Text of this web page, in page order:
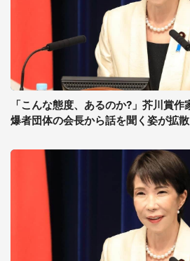
「こんな態度、あるのか?」芥川賞
爆者団体の会長から話を聞く姿が拡散